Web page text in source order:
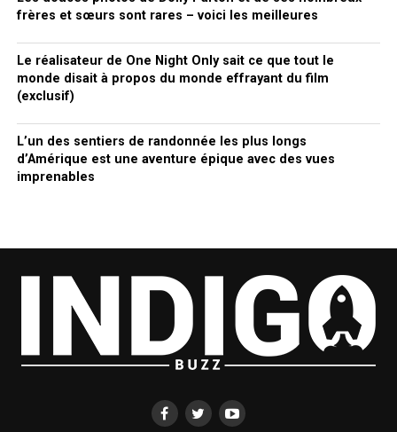
frères et sœurs sont rares – voici les meilleures
Le réalisateur de One Night Only sait ce que tout le
monde disait à propos du monde effrayant du film
(exclusif)
L’un des sentiers de randonnée les plus longs
d’Amérique est une aventure épique avec des vues
imprenables